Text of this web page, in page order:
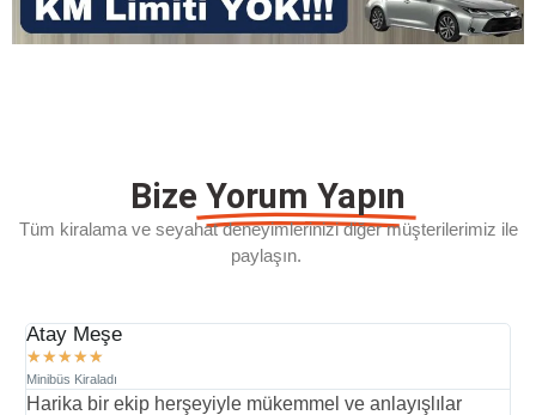
Bize Yorum Yapın
Tüm kiralama ve seyahat deneyimlerinizi diğer müşterilerimiz ile
paylaşın.
Atay Meşe
★★★★★
Minibüs Kiraladı
Harika bir ekip herşeyiyle mükemmel ve anlayışlılar